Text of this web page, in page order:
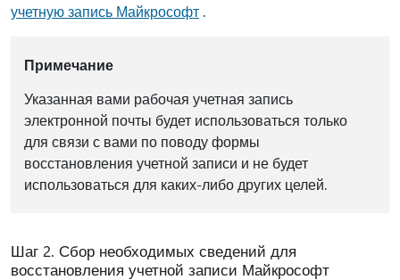
учетную запись Майкрософт .
Примечание
Указанная вами рабочая учетная запись
электронной почты будет использоваться только
для связи с вами по поводу формы
восстановления учетной записи и не будет
использоваться для каких-либо других целей.
Шаг 2. Сбор необходимых сведений для
восстановления учетной записи Майкрософт